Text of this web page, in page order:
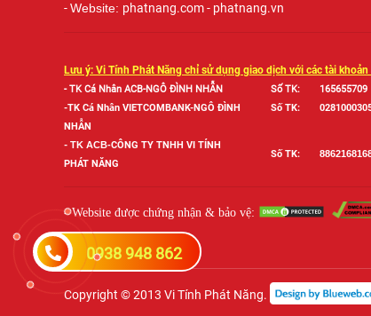
-Website: phatnang.com - phatnang.vn
Lưu ý: Vi Tính Phát Năng chỉ sử dụng giao dịch với các tài khoản
- TK Cá Nhân ACB-NGÔ ĐÌNH NHẪN Số TK:
165655709
-TK Cá Nhân VIETCOMBANK-NGÔ ĐÌNH
NHẪN
Số TK:
- TK ACB-CÔNG TY TNHH VI TÍNH
PHÁT NĂNG
Số TK: 886
- Website được chứng nhận & bảo vệ:
Copyright © 2013 Vi Tính Phát Năng.
0938 948 862